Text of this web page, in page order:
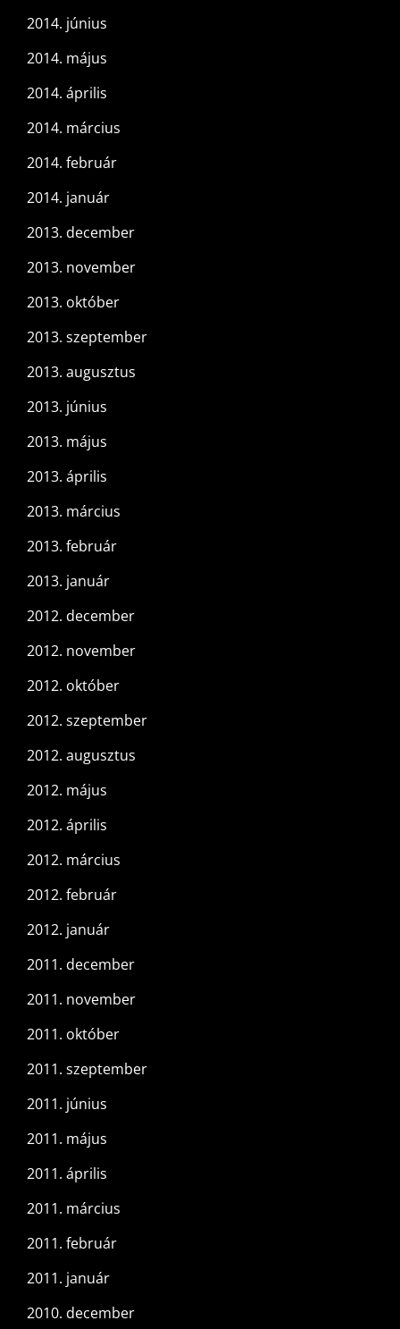
2014. június
2014. május
2014. április
2014. március
2014. február
2014. január
2013. december
2013. november
2013. október
2013. szeptember
2013. augusztus
2013. június
2013. május
2013. április
2013. március
2013. február
2013. január
2012. december
2012. november
2012. október
2012. szeptember
2012. augusztus
2012. május
2012. április
2012. március
2012. február
2012. január
2011. december
2011. november
2011. október
2011. szeptember
2011. június
2011. május
2011. április
2011. március
2011. február
2011. január
2010. december